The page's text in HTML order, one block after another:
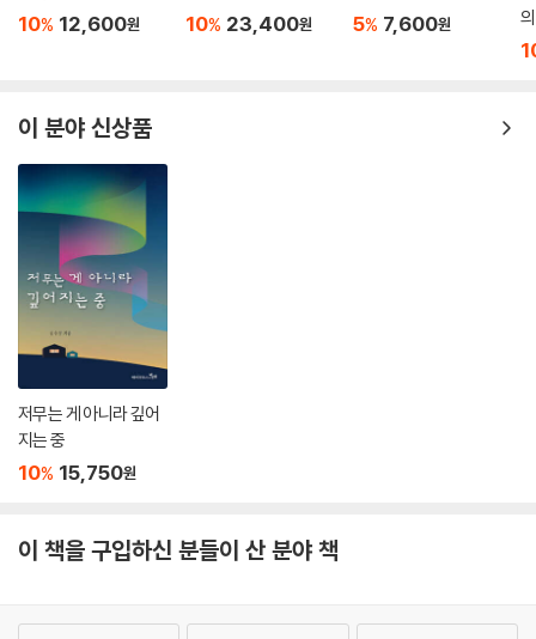
네 곁에 머물 수 있었던 것은 지상의 그 어떤 것과도 바꿀 수 없는 보화였
어. 그러나 너는 지금 너의 마지막 ‘때’에 이르렀다고 말하는구나. 아들아,
눈물도 흘리지 말라고 한다면 그렇게 하마. 어떠한 일이 일어나든 그러한
마.
--- p.325, 「십자가와 함께 걸어가다」 중에서
이 책에는 인간 성모님의 일상에서 벌어지는 평범한 사건들이 여러 번 등
껴지면서 『마리아의 비밀』 속의 에피소드들이 더 재미있게 다가올 것이다.
흐릿하게 알고 있었던 성경 내용이 구체적으로 이해가 되어서이기도 하고
성모님의 하루하루 삶 속에 스며 있는 하느님의 뜻이 더 선명하게 느껴져
서이기도 하겠다. 이 책 『마리아의 비밀』을 다 읽고 나면 선하면서도 강인
한 어머니인 성모님과 내가 더 친해진 기분이 들 것이다. 그리고 성모님처
럼 매일의 일상에서 하느님의 목소리에 귀 기울이는 나를 발견하게 될 것
이다.
새롭게 양장으로 출간되어
더 커진 소장 가치
25권 이상의 책을 쓴 스페인의 유명 저자인 산티아고 마르틴 신부는, 독자
들이 이 책을 단지 소설이라고 보기보다 성모님의 마음이 담긴 책, 성모님
보기를 당부한다. 이 책을 쓰는 동안 흐르는 눈물을 주체할 수 없었다는 저
자는, 글자 하나하나 성모님이 손수 이끌어 주셨기에 이 책을 쓸 수 있었다
10% 12,600원 10% 23,400원 5% 7,600원
이 분야 신상품
저무는 게 아니라 깊어
지는 중
10% 15,750원
이 책을 구입하신 분들이 산 분야 책